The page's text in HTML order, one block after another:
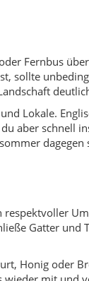
Gatter und
Honig oder
mit und
ländliches
osmanische
In kleinen
Produktion.